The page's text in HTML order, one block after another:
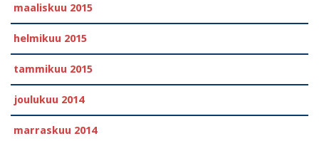
maaliskuu 2015
helmikuu 2015
tammikuu 2015
joulukuu 2014
marraskuu 2014